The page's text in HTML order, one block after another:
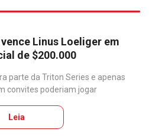
Linus Loeliger em
de $200.000
parte da Triton Series e apenas
convites poderiam jogar
Leia